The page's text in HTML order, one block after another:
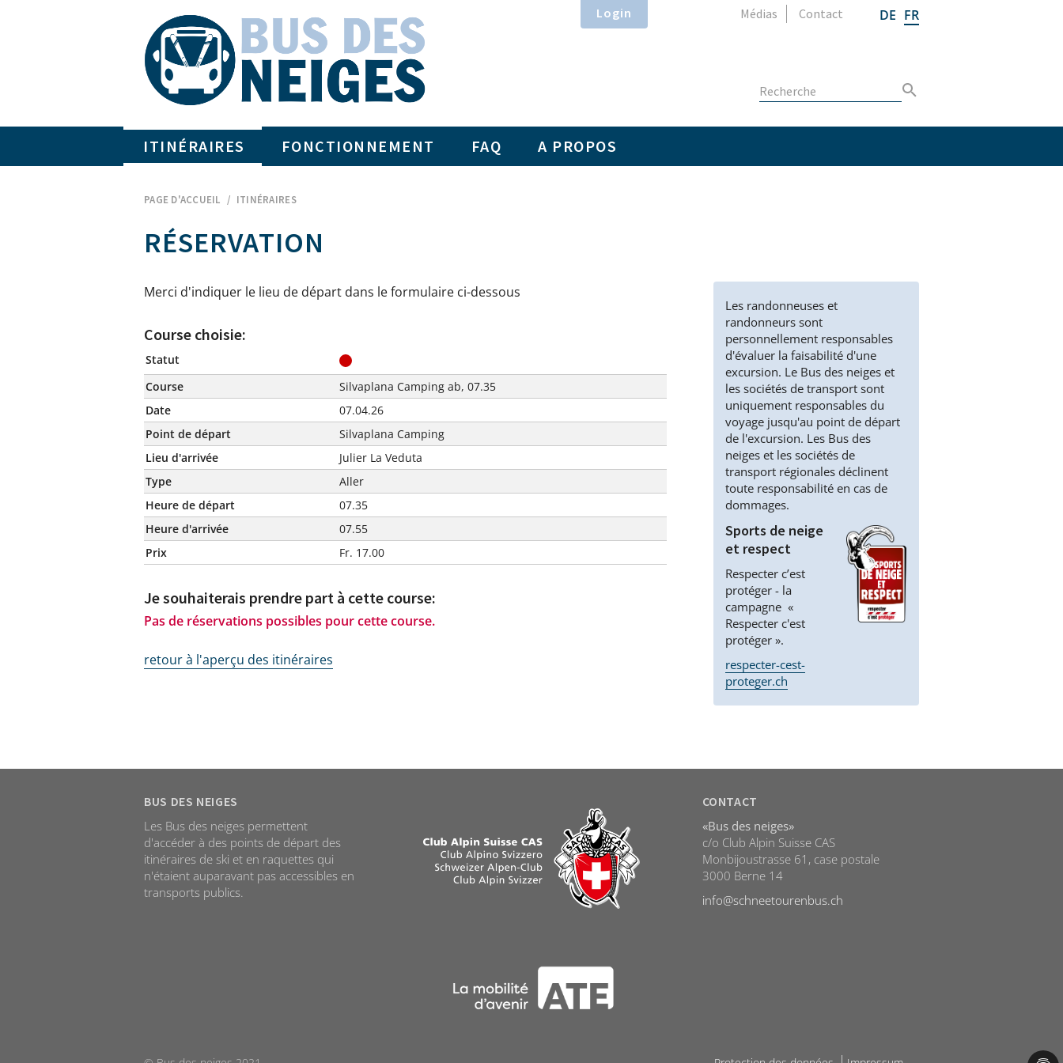
Home
Médias Contact DE FR
Login
ITINÉRAIRES FONCTIONNEMENT FAQ A PROPOS
PAGE D'ACCUEIL ITINÉRAIRES
RÉSERVATION
Merci d'indiquer le lieu de départ dans le formulaire ci-dessous
Course choisie:
Statut
Course
Silvaplana Camping ab, 07.35
Date
07.04.26
Point de départ
Silvaplana Camping
Lieu d'arrivée
Julier La Veduta
Type
Aller
Heure de départ
07.35
Heure d'arrivée
07.55
Prix
Fr. 17.00
Je souhaiterais prendre part à cette course:
Pas de réservations possibles pour cette course.
retour à l'aperçu des itinéraires
Les randonneuses et
randonneurs sont
personnellement responsables
d'évaluer la faisabilité d'une
excursion. Le Bus des neiges et
les sociétés de transport sont
uniquement responsables du
voyage jusqu'au point de départ
de l'excursion. Les Bus des
neiges et les sociétés de
transport régionales déclinent
toute responsabilité en cas de
dommages.
Sports de neige
et respect
Respecter c’est
protéger - la
campagne «
Respecter c'est
protéger ».
respecter-cest-
proteger.ch
BUS DES NEIGES
Les Bus des neiges permettent
d'accéder à des points de départ des
itinéraires de ski et en raquettes qui
n'étaient auparavant pas accessibles en
transports publics.
CONTACT
«Bus des neiges»
c/o Club Alpin Suisse CAS
Monbijoustrasse 61, case postale
3000 Berne 14
info@schneetourenbus.ch